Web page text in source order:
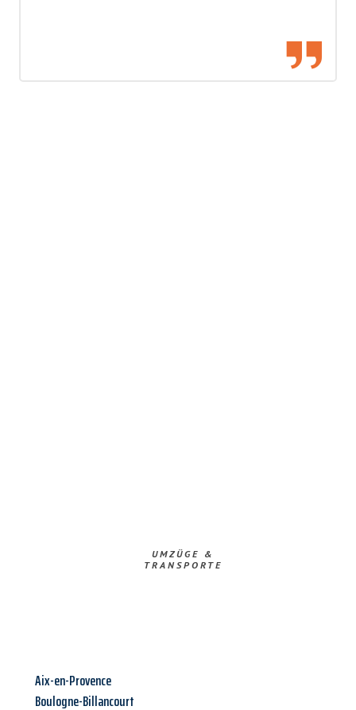
UMZÜGE &
TRANSPORTE
Aix-en-Provence
Boulogne-Billancourt